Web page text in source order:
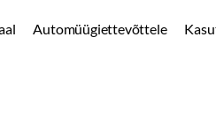
Automüügiettevõttele